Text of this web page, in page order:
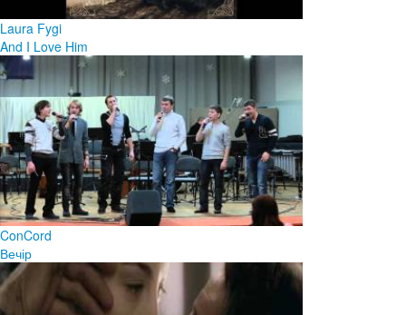
Laura Fygi
And I Love Him
ConCord
Вечір